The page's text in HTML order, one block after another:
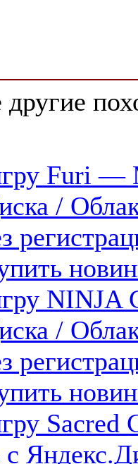
Furi —
/
/
с